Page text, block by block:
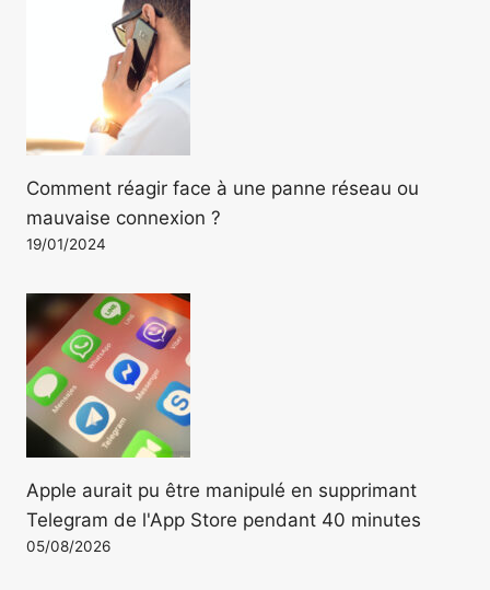
Comment réagir face à une panne réseau ou
mauvaise connexion ?
19/01/2024
Apple aurait pu être manipulé en supprimant
Telegram de l'App Store pendant 40 minutes
05/08/2026